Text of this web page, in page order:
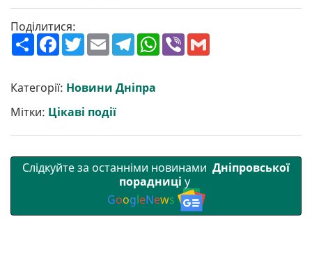
Поділитися:
П
о
р
и
т
и
F
a
b
o
o
k
T
w
t
e
r
E
m
l
T
e
g
r
W
h
V
Категорії: Новини Дніпра
Мітки: Цікаві події
Слідкуйте за останніми новинами Дніпровської
порадниці у
GoogleNews